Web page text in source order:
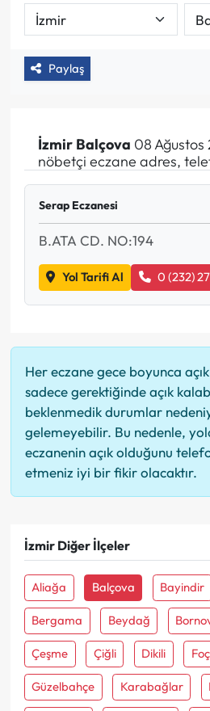
Paylaş
İzmir Balçova 08
nöbetçi eczane adres,
Serap Eczanesi
B.ATA CD. NO:194
Yol Tarifi Al 0 (232)
Her eczane gece boyunca
sadece gerektiğinde açık
beklenmedik durumlar
gelemeyebilir. Bu nedenle,
eczanenin açık olduğunu
etmeniz iyi bir fikir olacaktır.
İzmir Diğer İlçeler
Aliağa Balçova Bayindir
Bergama Beydağ
Çeşme Çiğli Dikili
Güzelbahçe Karabağlar